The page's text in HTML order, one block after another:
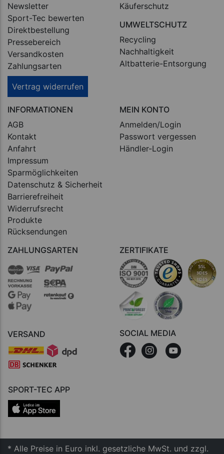
Newsletter
Sport-Tec bewerten
Direktbestellung
Pressebereich
Versandkosten
Zahlungsarten
Vertrag widerrufen
Käuferschutz
UMWELTSCHUTZ
Recycling
Nachhaltigkeit
Altbatterie-Entsorgung
INFORMATIONEN
AGB
Kontakt
Anfahrt
Impressum
Sparmöglichkeiten
Datenschutz & Sicherheit
Barrierefreiheit
Widerrufsrecht
Produkte
Rücksendungen
MEIN KONTO
Anmelden/Login
Passwort vergessen
Händler-Login
ZAHLUNGSARTEN
VERSAND
ZERTIFIKATE
SOCIAL MEDIA
SPORT-TEC APP
* Alle Preise in Euro inkl. gesetzliche MwSt. und zzgl.